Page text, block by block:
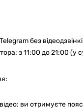
без
з 11:00 до 21:00 (у
ви отримуєте